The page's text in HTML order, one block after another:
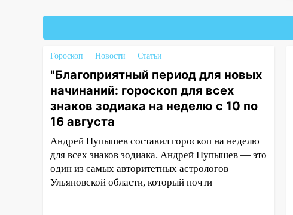
13:02 Соцсети: на улице Розы
автомобиль
13:00
«Благоприятный период
для новых начинаний: гороскоп
для всех знаков зодиака на
неделю с 10 по 16 августа
13:00 На проспекте Тюленева в
Ульяновске образовалось
«море»
12:57 В Ульяновской области
ожидается крупный град
Гороскоп Новости Статьи
"Благоприятный период для новых
начинаний: гороскоп для всех
знаков зодиака на неделю с 10 по
16 августа
Андрей Пупышев составил гороскоп на неделю
для всех знаков зодиака. Андрей Пупышев — это
один из самых авторитетных астрологов
Ульяновской области, который почти